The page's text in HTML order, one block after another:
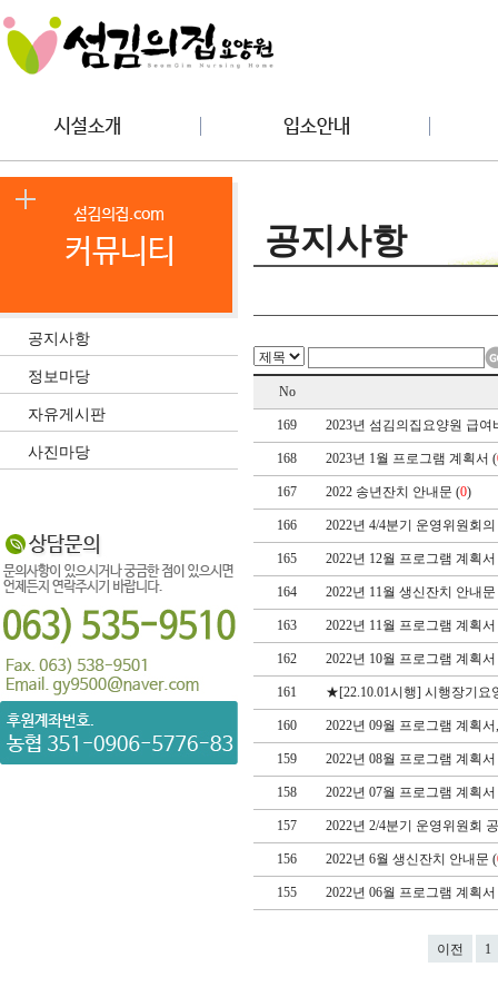
공지사항
정보마당
자유게시판
사진마당
공지사항
No
169 2023년 섬김의집요양원 급여
168 2023년 1월 프로그램 계획서 (
167 2022 송년잔치 안내문 (0)
166 2022년 4/4분기 운영위원회
165 2022년 12월 프로그램 계획서
164 2022년 11월 생신잔치 안내문
163 2022년 11월 프로그램 계획서
162 2022년 10월 프로그램 계획서
161 ★[22.10.01시행] 시행장기요
160 2022년 09월 프로그램 계획서
159 2022년 08월 프로그램 계획서
158 2022년 07월 프로그램 계획서
157 2022년 2/4분기 운영위원회
156 2022년 6월 생신잔치 안내문 (
155 2022년 06월 프로그램 계획서
이전 1